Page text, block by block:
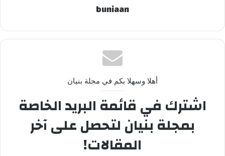
buniaan
أهلا وسهلا بكم في مجلة بنيان
اشترك في قائمة البريد الخاصة
بمجلة بنيان لتحصل على آخر
المقالات!